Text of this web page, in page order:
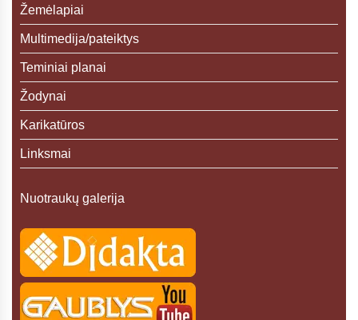
Žemėlapiai
Multimedija/pateiktys
Teminiai planai
Žodynai
Karikatūros
Linksmai
Nuotraukų galerija